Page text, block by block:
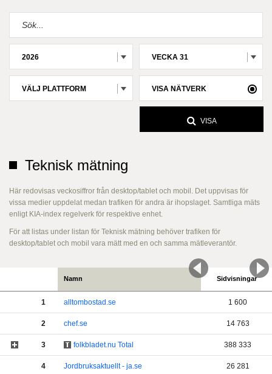
VISA
2026 VECKA 31
VÄLJ PLATTFORM VISA NÄTVERK
Teknisk mätning
Här redovisas veckosiffror från desktop/tablet och mobil. Det uppvisas för
vissa medier uppdelat medan trafiken för andra är ihopslaget. Samtliga mäts
enligt KIA-index regelverk för respektive enhet.
För att listas under listan för Teknisk mätning behöver trafiken för
desktop/tablet och mobil vara mätt med en och samma mätleverantör.
Namn Sidvisningar
1 alltombostad.se 1 600
2 chef.se 14 763
3 folkbladet.nu Total 388 333
4 Jordbruksaktuellt - ja.se 26 281